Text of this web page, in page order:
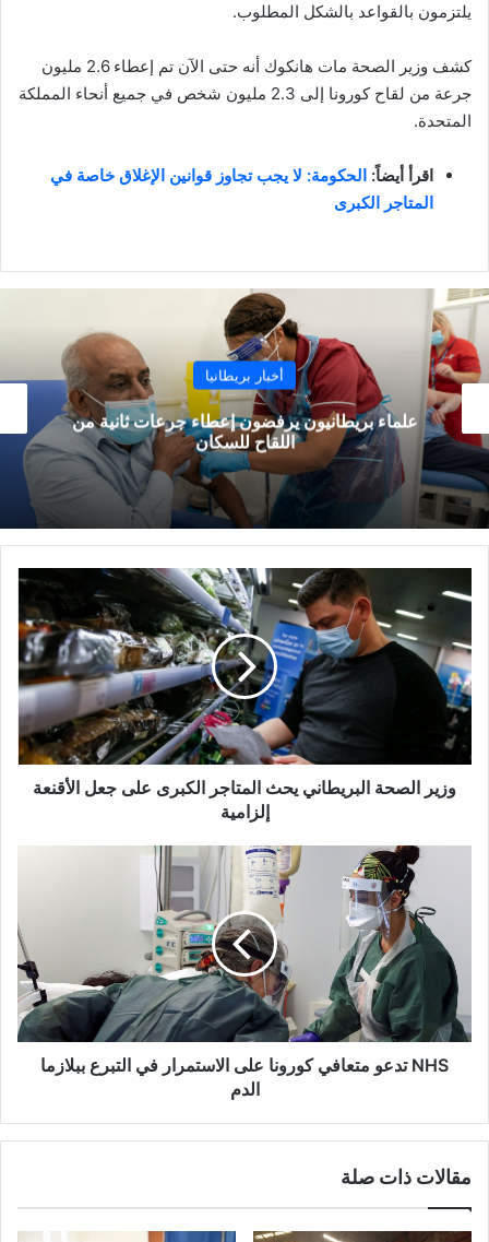
يلتزمون بالقواعد بالشكل المطلوب.
كشف وزير الصحة مات هانكوك أنه حتى الآن تم إعطاء 2.6 مليون
جرعة من لقاح كورونا إلى 2.3 مليون شخص في جميع أنحاء المملكة
المتحدة.
اقرأ أيضاً: الحكومة: لا يجب تجاوز قوانين الإغلاق خاصة في
المتاجر الكبرى
أخبار بريطانيا
وفاة عاملين بسبب فيروس كورونا في أحد متاجر
Tesco
الصحة
البريطاني
يحث
المتاجر
الكبرى
على
جعل
الأقنعة
إلزامية
وزير الصحة البريطاني يحث المتاجر الكبرى على جعل الأقنعة
إلزامية
على
الاستمرار
في
التبرع
ببلازما
الدم
NHS تدعو متعافي كورونا على الاستمرار في التبرع ببلازما
الدم
مقالات ذات صلة